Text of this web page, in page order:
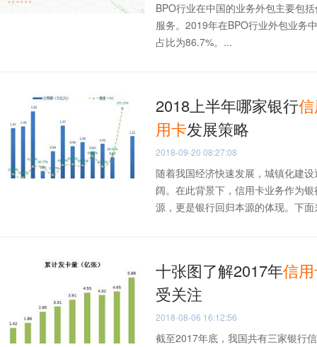
BPO行业在中国的业务外包主要包
服务。2019年在BPO行业外包业务
占比为86.7%。...
2018上半年哪家银行
用卡发展策略
2018-09-20 08:27:08
随着我国经济快速发展，城镇化建
阔。在此背景下，信用卡业务作为
源，更是银行回归本源的体现。下
十张图了解2017年信
受关注
2018-08-06 16:12:56
截至2017年底，我国共有三家银行